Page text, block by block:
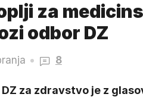
za
odbor DZ
8
za zdravstvo je z